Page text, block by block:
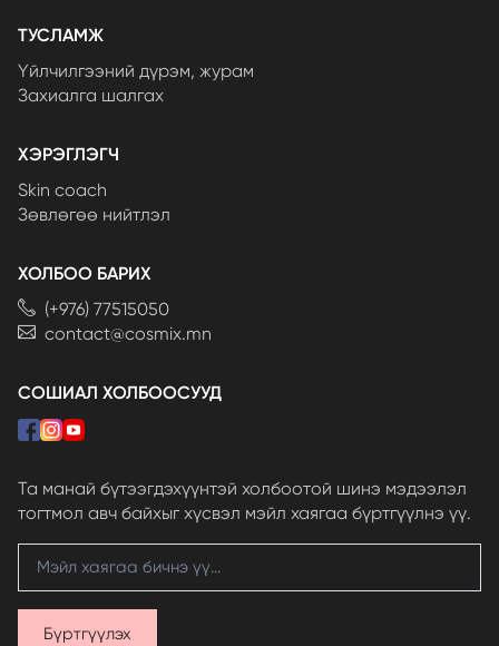
ТУСЛАМЖ
Үйлчилгээний дүрэм, журам
Захиалга шалгах
ХЭРЭГЛЭГЧ
Skin coach
Зөвлөгөө нийтлэл
ХОЛБОО БАРИХ
(+976) 77515050
contact@cosmix.mn
СОШИАЛ ХОЛБООСУУД
Та манай бүтээгдэхүүнтэй холбоотой шинэ мэдээлэл
тогтмол авч байхыг хүсвэл мэйл хаягаа бүртгүүлнэ үү.
Бүртгүүлэх